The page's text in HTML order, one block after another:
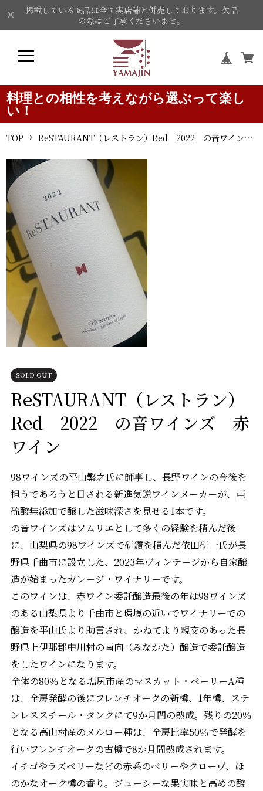
掲載している商品は全て実店舗と併売しております。欠品
の際はご了承くださいませ。
料理との相性を考えながら選ぶって楽し
い！
TOP ReSTAURANT（レストラン）Red 2022 の音ワインズ 赤ワイン
SOLD OUT
ReSTAURANT（レストラン）
Red 2022 の音ワインズ 赤
ワイン
98ワインズの平山繁之氏に師事し、長野ワインの今後を
担うであろうと目される新進気鋭ワインメーカーが、亜
硫酸無添加で醸した滋味深さを見せる1本です。
の音ワインズはソムリエとして多くの経験を積んだ後
に、山梨県の98ワインズで研鑽を積んだ依田研一氏が長
野県千曲市に設立した、2023年ヴィンテージから自家醸
造が始まったガレージ・ワイナリーです。
このワインは、赤ワイン委託醸造最後の年は98ワインズ
のある山梨県より千曲市と環境の近いでワイナリーでの
醸造を平山氏より助言され、かねてより親交のあった長
野県上伊那郡中川村の南向（みなかた）醸造で委託醸造
をしたワインになります。
全体の80％となる塩尻市産のマスカット・ベーリーA種
は、全房発酵の後にフレンチオークの新樽、1年樽、ステ
ンレススチール・タンクにて9か月間の熟成。残りの20％
となる高山村産のメルロー種は、全房比率50％で発酵を
行いフレンチオークの古樽で8か月間熟成されます。
イチゴやラズベリーなどの赤系のベリーやクローヴ、ほ
のかなオーク樽の香り。ジューシーな果実味と高めの酸